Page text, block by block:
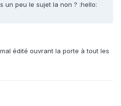
un peu le sujet la non ? :hello:
édité ouvrant la porte à tout les